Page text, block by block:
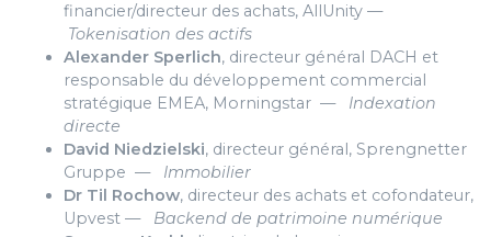
financier/directeur des achats, AllUnity —
Tokenisation des actifs
Alexander Sperlich, directeur général DACH et
responsable du développement commercial
stratégique EMEA, Morningstar —
Indexation
directe
David Niedzielski, directeur général, Sprengnetter
Gruppe —
Immobilier
Dr Til Rochow, directeur des achats et cofondateur,
Upvest —
Backend de patrimoine numérique